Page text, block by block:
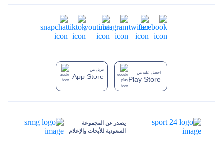
يصدر عن المجموعة
السعودية للأبحاث والإعلام
تنزيل من
App Store
احصل عليه من
Play Store